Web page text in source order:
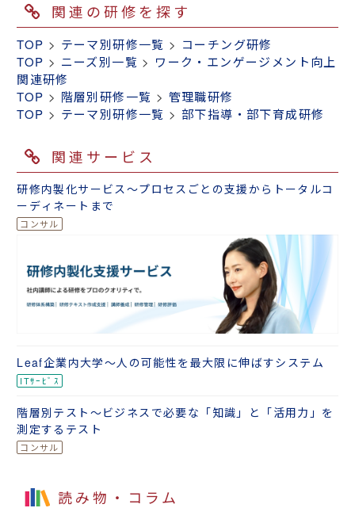
関連の研修を探す
TOP > テーマ別研修一覧 > コーチング研修
TOP > ニーズ別一覧 > ワーク・エンゲージメント向上
関連研修
TOP > 階層別研修一覧 > 管理職研修
TOP > テーマ別研修一覧 > 部下指導・部下育成研修
関連サービス
研修内製化サービス～プロセスごとの支援からトータルコ
ーディネートまで
Leaf企業内大学～人の可能性を最大限に伸ばすシステム
階層別テスト～ビジネスで必要な「知識」と「活用力」を
測定するテスト
読み物・コラム